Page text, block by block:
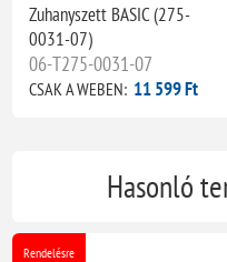
Zuhanyszett BASIC (275-
0031-07)
06-T275-0031-07
CSAK A WEBEN: 11 599 Ft
Hasonló
Rendelésre